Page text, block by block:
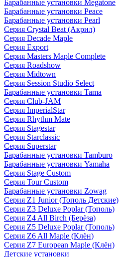
Барабанные установки Megatone
Барабанные установки Peace
Барабанные установки Pearl
Серия Crystal Beat (Акрил)
Серия Decade Maple
Серия Export
Серия Masters Maple Complete
Серия Roadshow
Серия Midtown
Серия Session Studio Select
Барабанные установки Tama
Серия Club-JAM
Серия ImperialStar
Серия Rhythm Mate
Серия Stagestar
Серия Starclassic
Серия Superstar
Барабанные установки Tamburo
Барабанные установки Yamaha
Серия Stage Custom
Серия Tour Custom
Барабанные установки Zowag
Серия Z1 Junior (Тополь Детские)
Серия Z3 Deluxe Poplar (Тополь)
Серия Z4 All Birch (Берёза)
Серия Z5 Deluxe Poplar (Тополь)
Серия Z6 All Maple (Клён)
Серия Z7 European Maple (Клён)
Детские установки